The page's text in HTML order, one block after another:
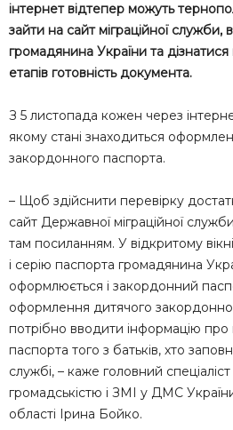
інтернет відтепер можуть
зайти на сайт міграційної служби,
громадянина України та
етапів готовність документа.
З 5 листопада кожен через
якому стані знаходиться
закордонного паспорта.
– Щоб здійснити перевірку
сайт Державної міграційної
там посиланням. У відкритому
і серію паспорта громадянина
оформлюється і закордонний
оформлення дитячого
потрібно вводити інформацію
паспорта того з батьків, хто
службі, – каже головний спеціаліст
громадськістю і ЗМІ у ДМС
області Ірина Бойко.